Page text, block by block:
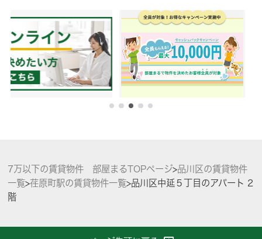
7万以下の賃貸物件 部屋まるTOPページ>品川区の賃貸物件
一覧>荏原町駅の賃貸物件一覧>品川区中延５丁目のアパート 2
階